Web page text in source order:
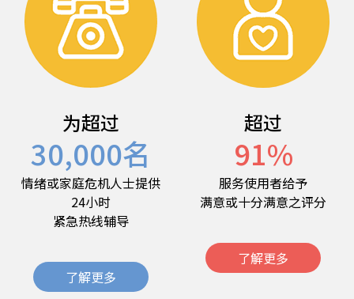
为超过
30,000名
情绪或家庭危机人士提供
24小时
紧急热线辅导
了解更多
超过
91%
服务使用者给予
满意或十分满意之评分
了解更多